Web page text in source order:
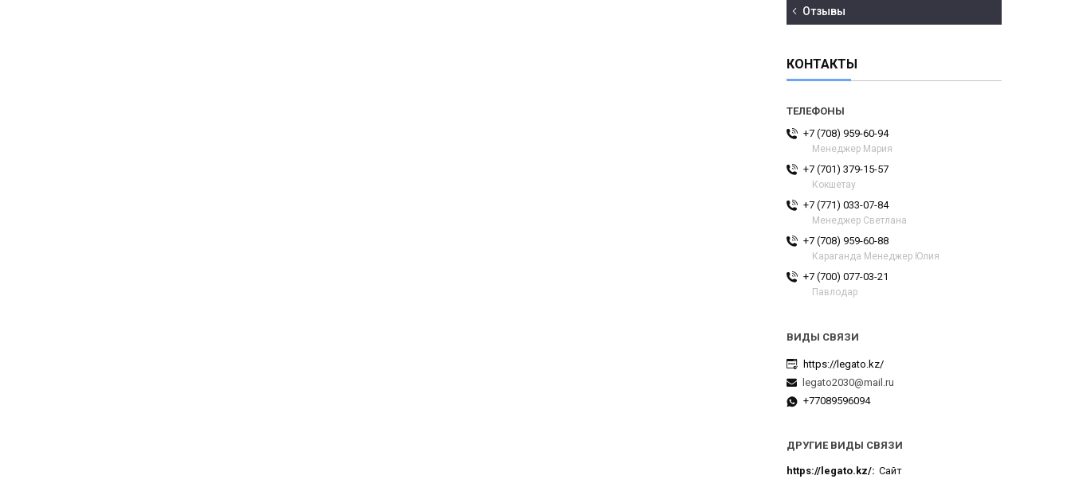
Отзывы
КОНТАКТЫ
+7 (708) 959-60-94
Менеджер Мария
+7 (701) 379-15-57
Кокшетау
+7 (771) 033-07-84
Менеджер Светлана
+7 (708) 959-60-88
Караганда Менеджер Юлия
+7 (700) 077-03-21
Павлодар
https://legato.kz/
legato2030@mail.ru
+77089596094
ДРУГИЕ ВИДЫ СВЯЗИ
https://legato.kz/ Сайт